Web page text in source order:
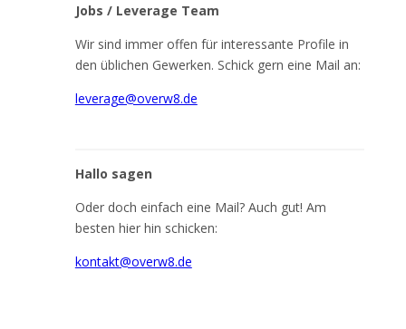
Jobs / Leverage Team
Wir sind immer offen für interessante Profile in
den üblichen Gewerken. Schick gern eine Mail an:
leverage@overw8.de
Hallo sagen
Oder doch einfach eine Mail? Auch gut! Am
besten hier hin schicken:
kontakt@overw8.de